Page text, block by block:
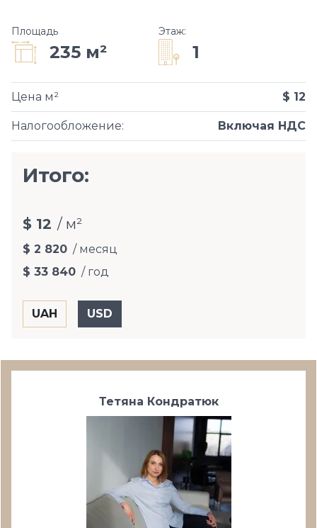
Площадь
235 м²
Этаж:
1
Налогообложение: Включая НДС
Цена м² $ 12
Итого:
$ 12 / м²
$ 2 820 / месяц
$ 33 840 / год
Тетяна Кондратюк